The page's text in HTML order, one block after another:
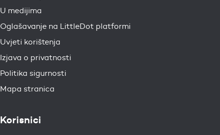
U medijima
Oglašavanje na LittleDot platformi
Uvjeti korištenja
Izjava o privatnosti
Politika sigurnosti
Mapa stranica
Korisnici